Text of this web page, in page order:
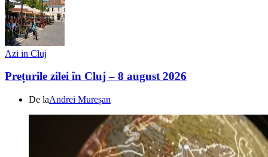
Azi in Cluj
Prețurile zilei în Cluj – 8 august 2026
De laAndrei Mureșan